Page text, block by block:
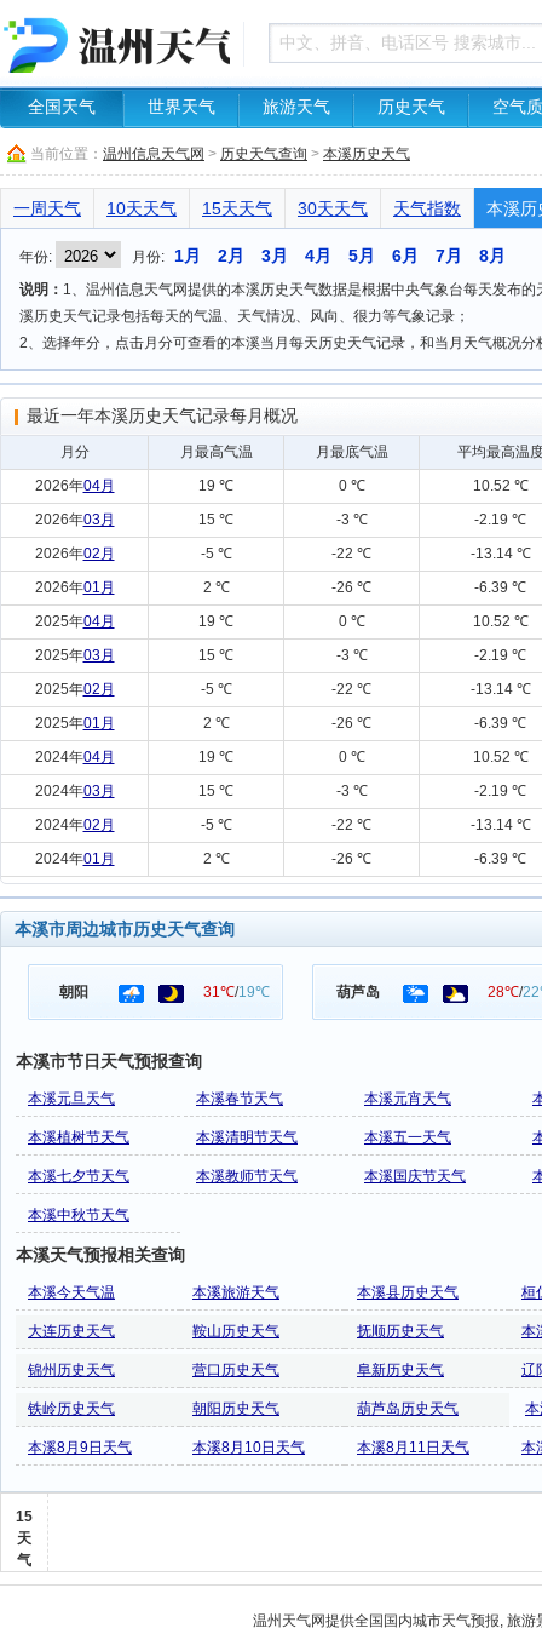
全国天气 世界天气 旅游天气 历史天气 空气
当前位置： 温州信息天气网 > 历史天气查询 > 本溪历史天气
一周天气 10天天气 15天天气 30天天气 天气指数 本溪历
年份: 月份: 1月 2月 3月 4月 5月 6月 7月 8月
说明： 1、温州信息天气网提供的本溪历史天气数据是根据中央气象台每天发布
溪历史天气记录包括每天的气温、天气情况、风向、很力等气象记录；
2、选择年分，点击月分可查看的本溪当月每天历史天气记录，和当月天气概况分
最近一年本溪历史天气记录每月概况
月分 月最高气温 月最底气温
平均最高温
2026年04月 19 ℃ 0 ℃
10.52 ℃
2026年03月 15 ℃ -3 ℃
-2.19 ℃
2026年02月 -5 ℃ -22 ℃
-13.14 ℃
2026年01月 2 ℃ -26 ℃
-6.39 ℃
2025年04月 19 ℃ 0 ℃
10.52 ℃
2025年03月 15 ℃ -3 ℃
-2.19 ℃
2025年02月 -5 ℃ -22 ℃
-13.14 ℃
2025年01月 2 ℃ -26 ℃
-6.39 ℃
2024年04月 19 ℃ 0 ℃
10.52 ℃
2024年03月 15 ℃ -3 ℃
-2.19 ℃
2024年02月 -5 ℃ -22 ℃
-13.14 ℃
2024年01月 2 ℃ -26 ℃ -6.39 ℃
本溪市周边城市历史天气查询
朝阳 31℃/19℃ 葫芦岛 28℃/
本溪市节日天气预报查询
本溪元旦天气 本溪春节天气 本溪元宵天气
本溪植树节天气 本溪清明节天气 本溪五一天气
本溪七夕节天气 本溪教师节天气 本溪国庆节天气
本溪中秋节天气
本溪天气预报相关查询
本溪今天气温 本溪旅游天气 本溪县历史天气 桓
大连历史天气 鞍山历史天气 抚顺历史天气 本
锦州历史天气 营口历史天气 阜新历史天气 辽
铁岭历史天气 朝阳历史天气 葫芦岛历史天气
本溪8月9日天气 本溪8月10日天气 本溪8月11日天气 本
15
天
气
温州天气网提供全国国内城市天气预报, 旅游